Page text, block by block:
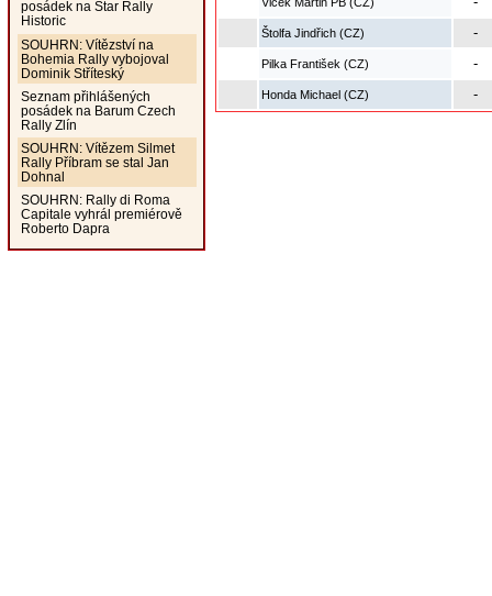
posádek na Star Rally
Historic
SOUHRN: Vítězství na
Bohemia Rally vybojoval
Dominik Stříteský
Seznam přihlášených
posádek na Barum Czech
Rally Zlín
SOUHRN: Vítězem Silmet
Rally Příbram se stal Jan
Dohnal
SOUHRN: Rally di Roma
Capitale vyhrál premiérově
Roberto Dapra
Štolfa Jindřich (CZ) -
Pilka František (CZ) -
Honda Michael (CZ) -